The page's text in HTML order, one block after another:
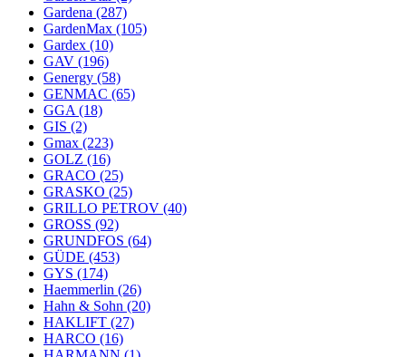
Gardena (287)
GardenMax (105)
Gardex (10)
GAV (196)
Genergy (58)
GENMAC (65)
GGA (18)
GIS (2)
Gmax (223)
GOLZ (16)
GRACO (25)
GRASKO (25)
GRILLO PETROV (40)
GROSS (92)
GRUNDFOS (64)
GÜDE (453)
GYS (174)
Haemmerlin (26)
Hahn & Sohn (20)
HAKLIFT (27)
HARCO (16)